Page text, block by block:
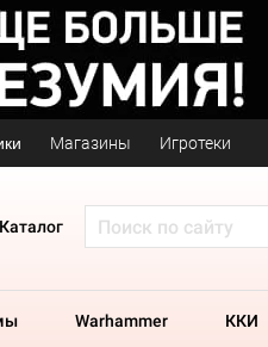
Магазины Игротеки
Каталог
Warhammer ККИ